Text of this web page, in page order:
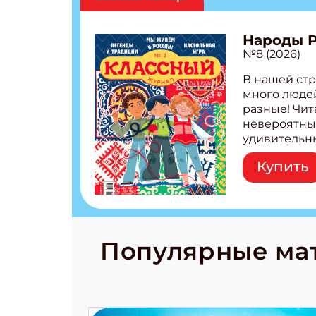
Народы
№8 (2026)
В нашей
много
разные!
народов
Легенды
бурятов
странные
Купить
Популярные